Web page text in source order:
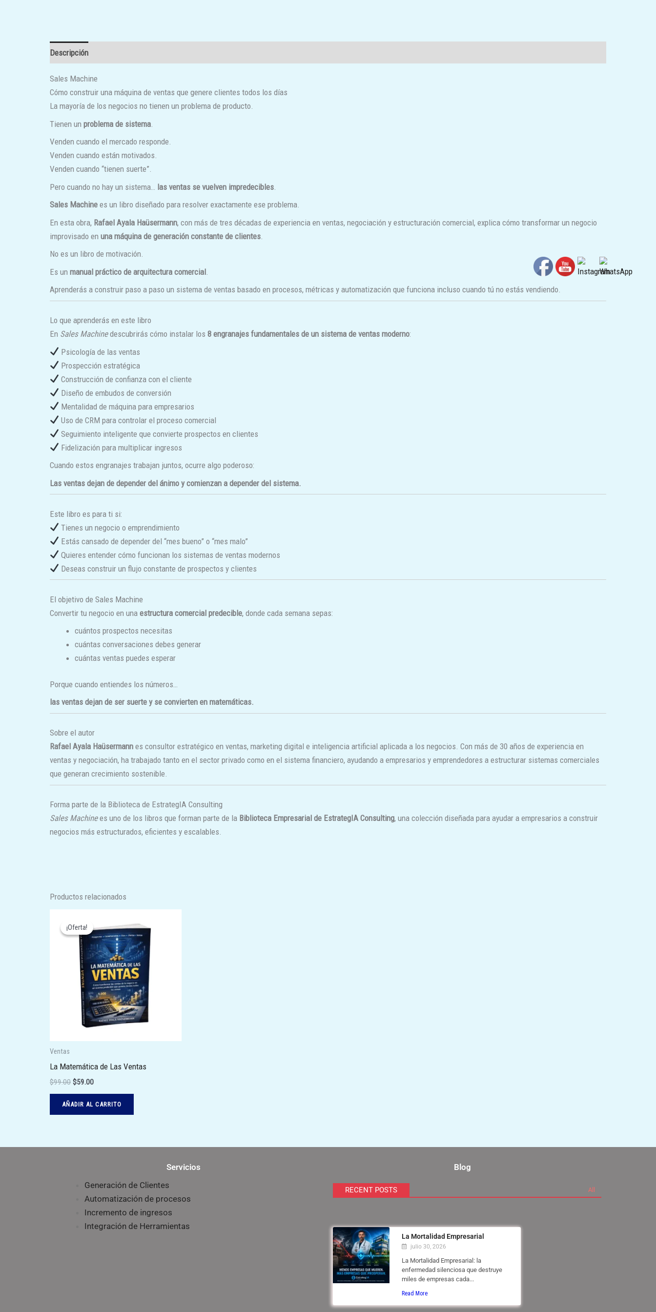
Descripción
Sales Machine
Cómo construir una máquina de ventas que genere clientes todos los días
La mayoría de los negocios no tienen un problema de producto.
Tienen un problema de sistema
Venden cuando el mercado responde.
Venden cuando están motivados.
Venden cuando “tienen suerte”.
Pero cuando no hay un sistema… las ventas se vuelven impredecibles
Sales Machine es un libro diseñado para resolver exactamente ese problema.
En esta obra, Rafael Ayala Haüsermann, con más de tres décadas de experiencia en ventas, negociación y estructuración comercial, explica cómo transformar un negocio
improvisado en una máquina de generación constante de clientes
No es un libro de motivación.
Es un manual práctico de arquitectura comercial
Aprenderás a construir paso a paso un sistema de ventas basado en procesos, métricas y automatización que funciona incluso cuando tú no estás vendiendo.
Lo que aprenderás en este libro
En Sales Machinedescubrirás cómo instalar los 8 engranajes fundamentales de un sistema de ventas moderno:
Psicología de las ventas
Prospección estratégica
Construcción de confianza con el cliente
Diseño de embudos de conversión
Mentalidad de máquina para empresarios
Uso de CRM para controlar el proceso comercial
Seguimiento inteligente que convierte prospectos en clientes
Fidelización para multiplicar ingresos
Cuando estos engranajes trabajan juntos, ocurre algo poderoso:
Las ventas dejan de depender del ánimo y comienzan a depender del sistema.
Este libro es para ti si:
Tienes un negocio o emprendimiento
Estás cansado de depender del “mes bueno” o “mes malo”
Quieres entender cómo funcionan los sistemas de ventas modernos
Deseas construir un flujo constante de prospectos y clientes
El objetivo de Sales Machine
Convertir tu negocio en una estructura comercial predecible, donde cada semana sepas:
cuántos prospectos necesitas
cuántas conversaciones debes generar
cuántas ventas puedes esperar
Porque cuando entiendes los números…
las ventas dejan de ser suerte y se convierten en matemáticas.
Sobre el autor
Rafael Ayala Haüsermann es consultor estratégico en ventas, marketing digital e inteligencia artificial aplicada a los negocios. Con más de 30 años de experiencia en
ventas y negociación, ha trabajado tanto en el sector privado como en el sistema financiero, ayudando a empresarios y emprendedores a estructurar sistemas comerciales
que generan crecimiento sostenible.
Forma parte de la Biblioteca de EstrategIA Consulting
Sales Machinees uno de los libros que forman parte de la Biblioteca Empresarial de EstrategIA Consulting, una colección diseñada para ayudar a empresarios a construir
negocios más estructurados, eficientes y escalables.
Productos relacionados
¡Oferta!
¡Oferta!
Ventas
La Matemática de Las Ventas
$99.00
original
era:
$99.00.
$59.00
actual
es:
$59.00.
AÑADIR AL CARRITO
Servicios
Generación de Clientes
Automatización de procesos
Incremento de ingresos
Integración de Herramientas
Blog
RECENT POSTS All
La Mortalidad Empresarial
julio 30, 2026
La Mortalidad Empresarial: la
enfermedad silenciosa que destruye
miles de empresas cada...
Read More